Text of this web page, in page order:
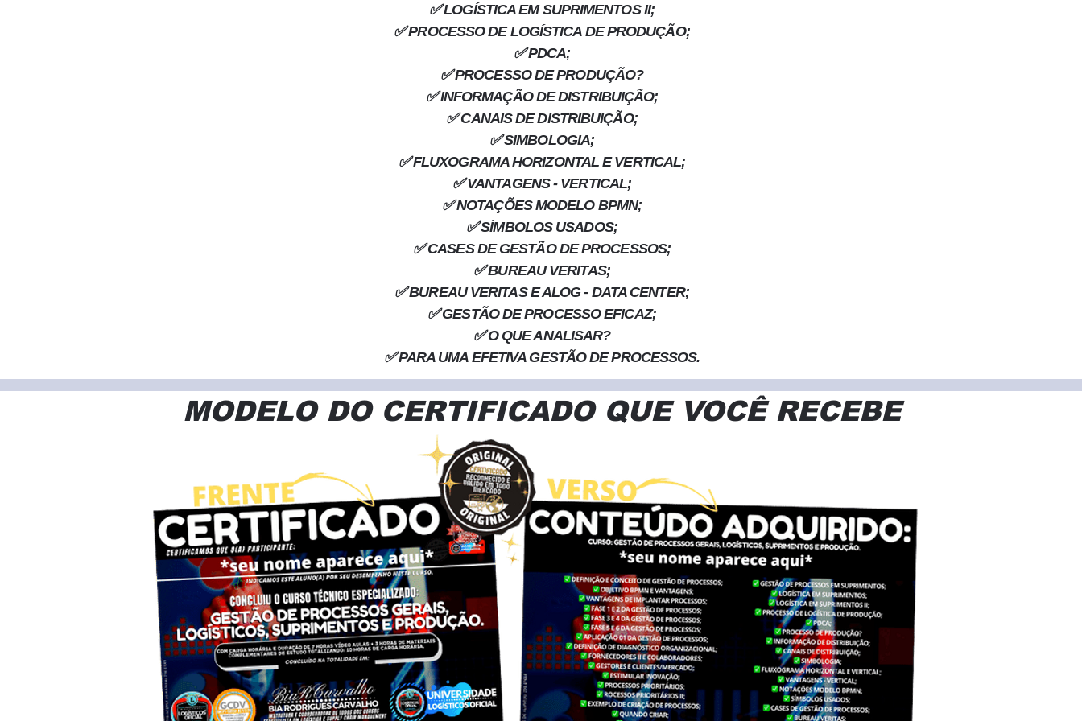
✅ LOGÍSTICA EM SUPRIMENTOS II;
✅ PROCESSO DE LOGÍSTICA DE PRODUÇÃO;
✅ PDCA;
✅ PROCESSO DE PRODUÇÃO?
✅ INFORMAÇÃO DE DISTRIBUIÇÃO;
✅ CANAIS DE DISTRIBUIÇÃO;
✅ SIMBOLOGIA;
✅ FLUXOGRAMA HORIZONTAL E VERTICAL;
✅ VANTAGENS - VERTICAL;
✅ NOTAÇÕES MODELO BPMN;
✅ SÍMBOLOS USADOS;
✅ CASES DE GESTÃO DE PROCESSOS;
✅ BUREAU VERITAS;
✅ BUREAU VERITAS E ALOG - DATA CENTER;
✅ GESTÃO DE PROCESSO EFICAZ;
✅ O QUE ANALISAR?
✅ PARA UMA EFETIVA GESTÃO DE PROCESSOS.
MODELO DO CERTIFICADO QUE VOCÊ RECEBE